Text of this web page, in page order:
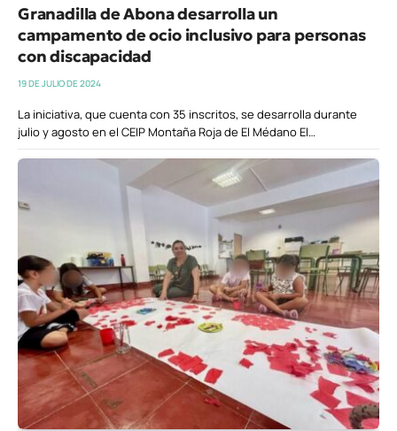
Granadilla de Abona desarrolla un
campamento de ocio inclusivo para personas
con discapacidad
19 DE JULIO DE 2024
La iniciativa, que cuenta con 35 inscritos, se desarrolla durante
julio y agosto en el CEIP Montaña Roja de El Médano El…